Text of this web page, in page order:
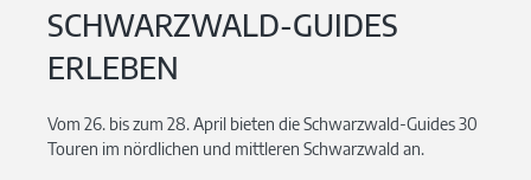
SCHWARZWALD-GUIDES
ERLEBEN
Vom 26. bis zum 28. April bieten die Schwarzwald-Guides 30
Touren im nördlichen und mittleren Schwarzwald an.